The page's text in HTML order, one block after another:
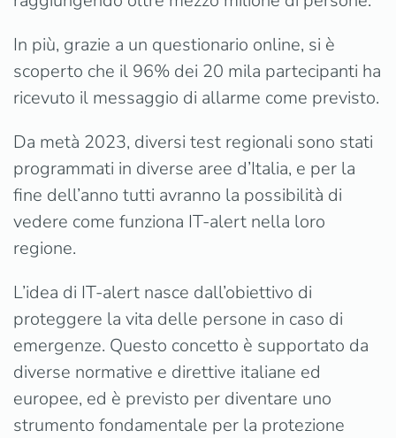
In più, grazie a un questionario online, si è
scoperto che il 96% dei 20 mila partecipanti ha
ricevuto il messaggio di allarme come previsto.
Da metà 2023, diversi test regionali sono stati
programmati in diverse aree d’Italia, e per la
fine dell’anno tutti avranno la possibilità di
vedere come funziona IT-alert nella loro
regione.
L’idea di IT-alert nasce dall’obiettivo di
proteggere la vita delle persone in caso di
emergenze. Questo concetto è supportato da
diverse normative e direttive italiane ed
europee, ed è previsto per diventare uno
strumento fondamentale per la protezione